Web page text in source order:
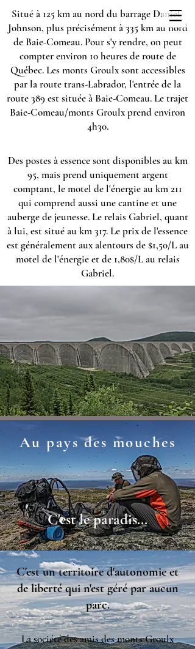
Situé à 125 km au nord du barrage Daniel-
Johnson, plus précisément à 335 km au nord
de Baie-Comeau. Pour s'y rendre, on peut
compter environ 10 heures de route de
Québec. Les monts Groulx sont accessibles
par la route trans-Labrador, l'entrée de la
route 389 est située à Baie-Comeau. Le trajet
Baie-Comeau/monts Groulx prend environ
4h30.
Des postes à essence sont disponibles au km
95, mais prend uniquement argent
comptant, le motel de l'énergie au km 211
qui comprend aussi une cantine et une
auberge de jeunesse. Le relais Gabriel, quant
à lui, est situé au km 317.Le prix de l'essence
est généralement aux alentours de $1,50/L au
motel de l'énergie et de 1,80$/L au relais
Gabriel.
Au pays des mouches
C'est le paradis...
C'est un territoire d'autonomie et
de liberté qui n'est géré par aucun
parc.
La société des amis des monts Groulx